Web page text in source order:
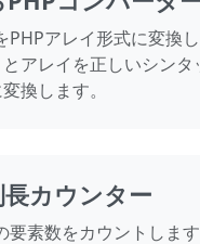
PHPアレイ形式に変換
アレイを正しいシンタ
換します。
長カウンター
要素数をカウントします